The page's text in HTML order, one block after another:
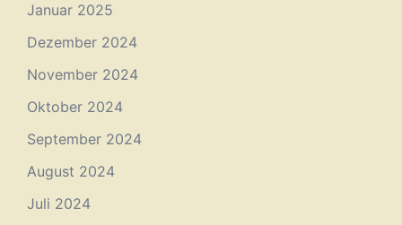
Januar 2025
Dezember 2024
November 2024
Oktober 2024
September 2024
August 2024
Juli 2024